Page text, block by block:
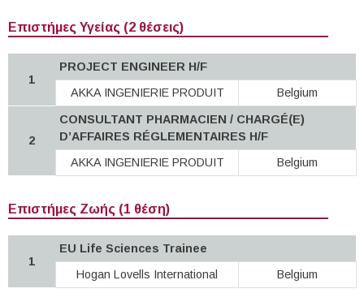
Επιστήμες Υγείας (2 θέσεις)
1
PROJECT ENGINEER H/F
AKKA INGENIERIE PRODUIT
Belgium
2
CONSULTANT PHARMACIEN / CHARGÉ(E)
D’AFFAIRES RÉGLEMENTAIRES H/F
AKKA INGENIERIE PRODUIT
Belgium
Επιστήμες Ζωής (1 θέση)
1
EU Life Sciences Trainee
Hogan Lovells International
Belgium